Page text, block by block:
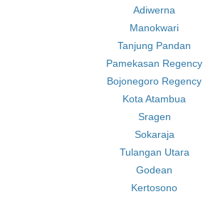
Adiwerna
Manokwari
Tanjung Pandan
Pamekasan Regency
Bojonegoro Regency
Kota Atambua
Sragen
Sokaraja
Tulangan Utara
Godean
Kertosono